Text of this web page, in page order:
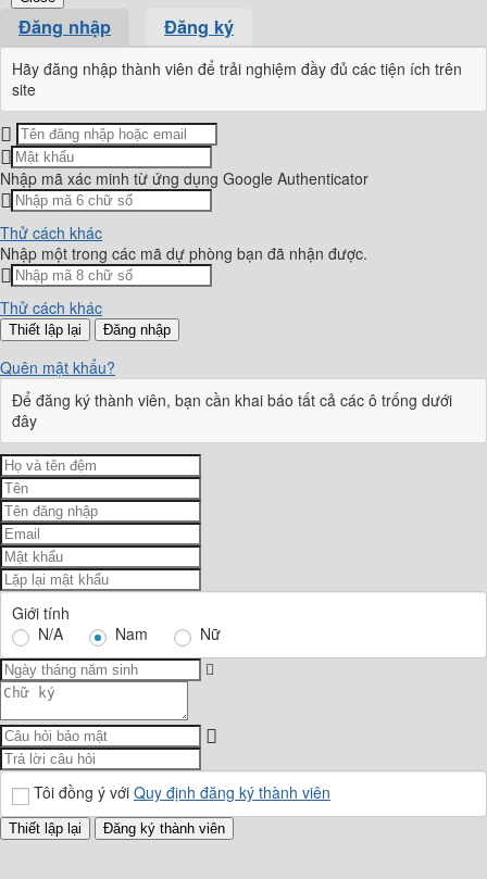
Đăng nhập Đăng ký
Hãy đăng nhập thành viên để trải nghiệm đầy đủ các tiện ích trên
site
Nhập mã xác minh từ ứng dụng Google Authenticator
Thử cách khác
Nhập một trong các mã dự phòng bạn đã nhận được.
Thử cách khác
Đăng nhập
Quên mật khẩu?
Để đăng ký thành viên, bạn cần khai báo tất cả các ô trống dưới
đây
Giới tính
N/A
Nam Nữ
Tôi đồng ý với Quy định đăng ký thành viên